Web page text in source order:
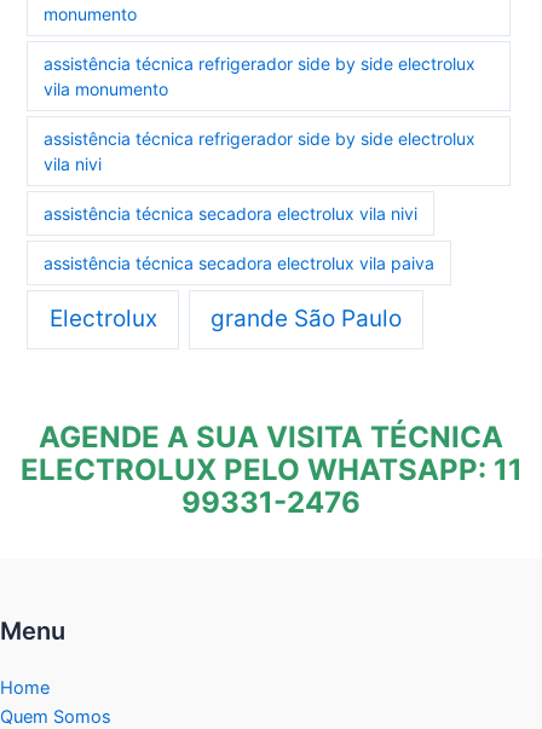
monumento
assistência técnica refrigerador side by side electrolux
vila monumento
assistência técnica refrigerador side by side electrolux
vila nivi
assistência técnica secadora electrolux vila nivi
assistência técnica secadora electrolux vila paiva
Electrolux grande São Paulo
AGENDE A SUA VISITA TÉCNICA
ELECTROLUX PELO WHATSAPP: 11
99331-2476
Menu
Home
Quem Somos